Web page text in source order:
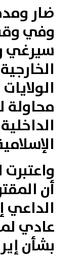
ضار
وفي
سيرغي
أن
الداعي
عادي
بشأن